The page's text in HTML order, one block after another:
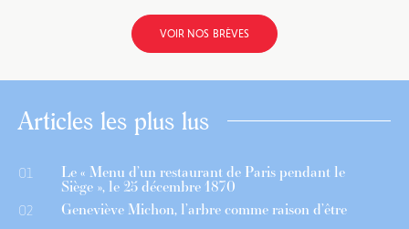
VOIR NOS BRÈVES
Articles les plus lus
01 Le « Menu d’un restaurant de Paris pendant le
Siège », le 25 décembre 1870
02 Geneviève Michon, l’arbre comme raison d’être